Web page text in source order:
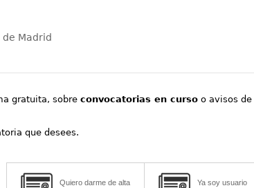
Madrid
gratuita, sobreconvocatorias en curso o avisos
que desees.
Quiero darme de alta Ya soy usuario